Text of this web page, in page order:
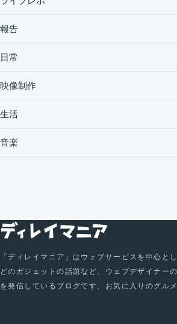
報告
日常
映像制作
生活
音楽
「ディレイマニア」はウェブサービスを中心と
どのガジェットの話題など、ウェブデザイナー
を発信しているブログです。お気に入りのグル